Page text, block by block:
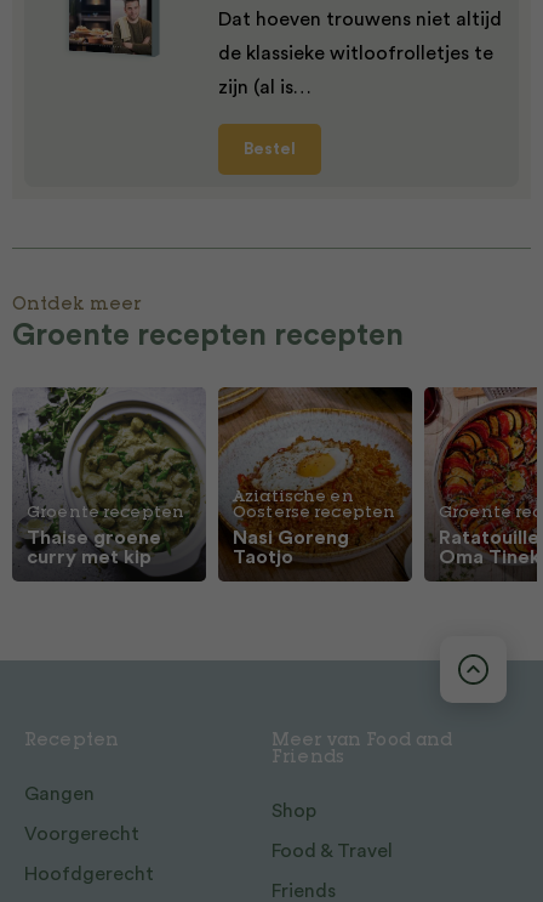
Dat hoeven trouwens niet altijd
de klassieke witloofrolletjes te
zijn (al is…
Bestel
Ontdek meer
Groente recepten recepten
Groente recepten
Thaise groene
curry met kip
Aziatische en
Oosterse recepten
Nasi Goreng
Taotjo
Groente
Ratatouille
Oma
Recepten
Gangen
Voorgerecht
Hoofdgerecht
Meer van Food and
Friends
Shop
Food & Travel
Friends